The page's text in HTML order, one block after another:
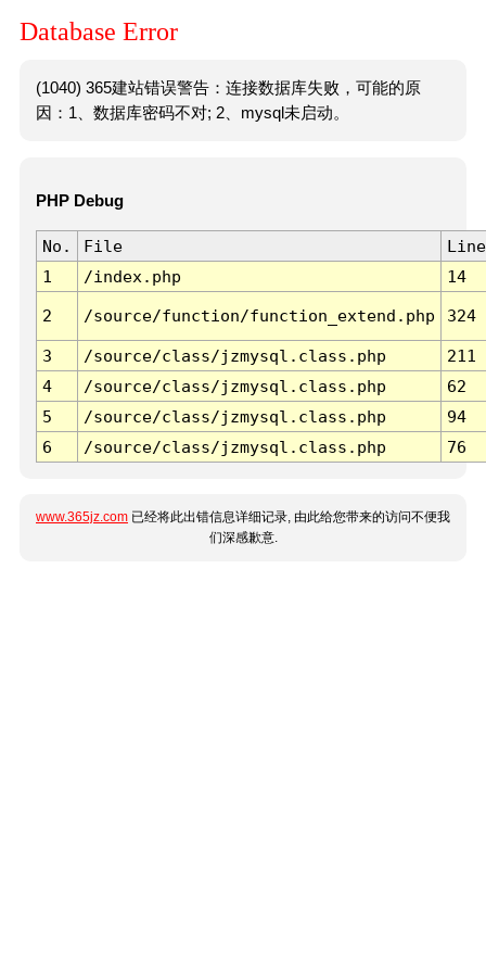
Database Error
(1040) 365建站错误警告：连接数据库失败，可能的原
因：1、数据库密码不对; 2、mysql未启动。
PHP Debug
No. File
Line
1
/index.php 14
2 /source/function/function_extend.php 324
3 /source/class/jzmysql.class.php
211
4
/source/class/jzmysql.class.php
62
5
/source/class/jzmysql.class.php
94
6
/source/class/jzmysql.class.php 76
www.365jz.com 已经将此出错信息详细记录, 由此给您带来的访问不便我
们深感歉意.